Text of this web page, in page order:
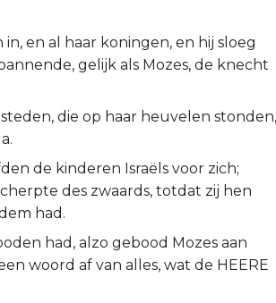
en al haar koningen, en hij sloeg
gelijk als Mozes, de knecht
die op haar heuvelen stonden,
de kinderen Israëls voor zich;
des zwaards, totdat zij hen
had.
had, alzo gebood Mozes aan
woord af van alles, wat de HEERE